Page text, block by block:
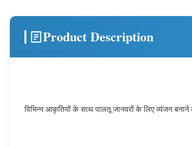
Product Description
विभिन्न आकृतियों के साथ पालतू जानवरों के लिए व्यंजन